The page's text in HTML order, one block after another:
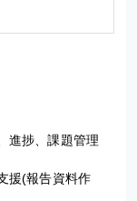
進捗、課題管理
援(報告資料作